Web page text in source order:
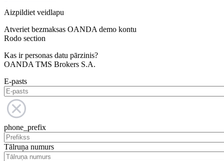
Aizpildiet veidlapu
Atveriet bezmaksas OANDA demo kontu
Rodo section
Kas ir personas datu pārzinis?
OANDA TMS Brokers S.A.
E-pasts
phone_prefix
Tālruņa numurs